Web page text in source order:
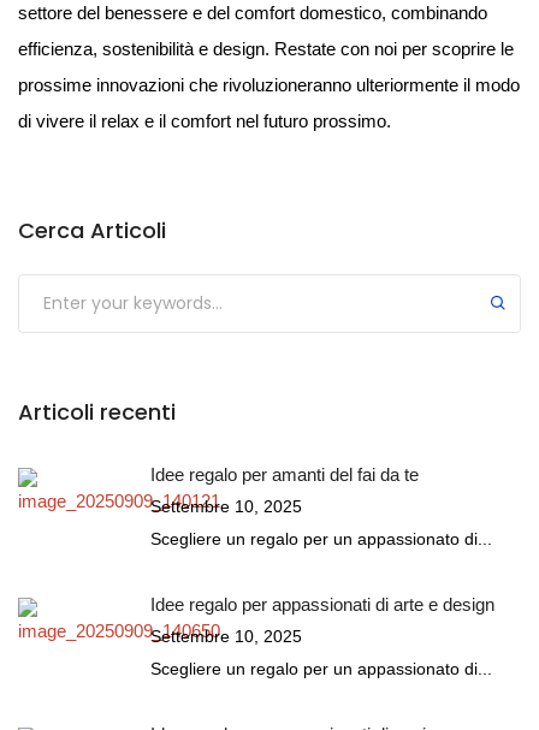
settore del benessere e del comfort domestico, combinando
efficienza, sostenibilità e design. Restate con noi per scoprire le
prossime innovazioni che rivoluzioneranno ulteriormente il modo
di vivere il relax e il comfort nel futuro prossimo.
Cerca Articoli
Submit
Articoli recenti
Idee regalo per amanti del fai da te
Settembre 10, 2025
Scegliere un regalo per un appassionato di...
Idee regalo per appassionati di arte e design
Settembre 10, 2025
Scegliere un regalo per un appassionato di...